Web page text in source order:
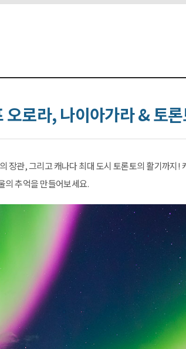
로라, 나이아가라 & 토
장관, 그리고 캐나다 최대 도시 토론토의 활기까지!
의 추억을 만들어보세요.